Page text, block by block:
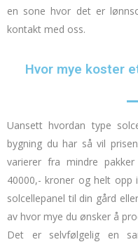
en sone hvor det er
kontakt med oss.
Hvor mye koster
Uansett hvordan type
bygning du har så vil
varierer fra mindre
40000,- kroner og helt opp
solcellepanel til din gård
av hvor mye du ønsker å
Det er selvfølgelig en